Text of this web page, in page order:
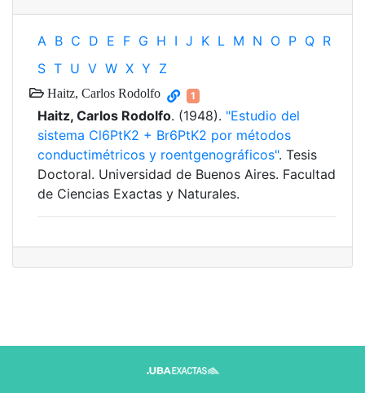
A B C D E F G H I J K L M N O P Q R
S T U V W X Y Z
Haitz, Carlos Rodolfo 1
Haitz, Carlos Rodolfo. (1948). "Estudio del
sistema Cl6PtK2 + Br6PtK2 por métodos
conductimétricos y roentgenográficos". Tesis
Doctoral. Universidad de Buenos Aires. Facultad
de Ciencias Exactas y Naturales.